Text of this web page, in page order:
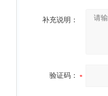
补充说明：
验证码：